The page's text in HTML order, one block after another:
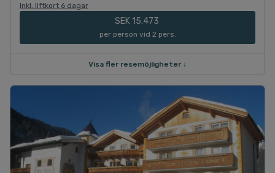
Inkl. liftkort 6 dagar
SEK 15.473
per person vid 2 pers.
Visa fler resemöjligheter ↓